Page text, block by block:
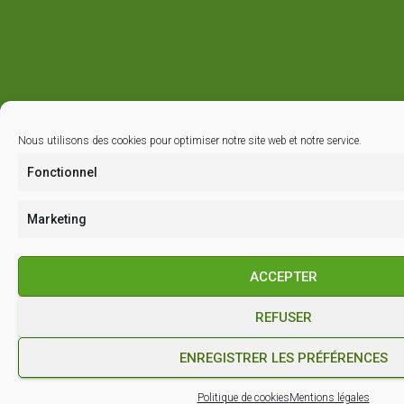
Nous utilisons des cookies pour optimiser notre site web et notre service.
Fonctionnel
Marketing
ACCEPTER
REFUSER
ENREGISTRER LES PRÉFÉRENCES
Politique de cookiesMentions légales